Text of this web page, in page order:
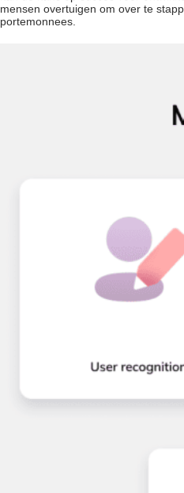
mensen overtuigen om over te
portemonnees.